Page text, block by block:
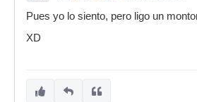
Pues yo lo siento, pero ligo un
XD